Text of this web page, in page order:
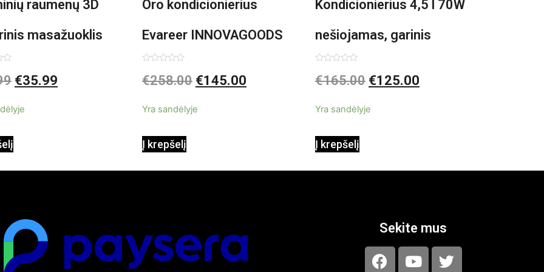
raumenų 3D
masažuoklis
Shiatsu
€35.99
Oro kondicionierius
Evareer INNOVAGOODS
90W mobilus, garinamasis,
0
iš
€258.00 €145.00
Yra sandėlyje
Į krepšelį
Kondicionierius 4,5 l 70W
nešiojamas, garinis
0
iš
€165.00 €125.00
Yra sandėlyje
Į krepšelį
Sekite mus